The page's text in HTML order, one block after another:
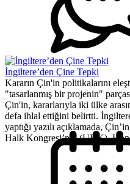
İngiltere’den Çine Tepki
Kararın Çin'in politikalarını
"tasarlanmış bir projenin"
Çin'in, kararlarıyla iki ülke
defa ihlal ettiğini belirtti.
yaptığı yazılı açıklamada,
Halk Kongresi’nin (UHK),